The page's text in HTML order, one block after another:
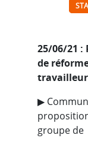
25/06/21 :
de
▶︎
groupe de